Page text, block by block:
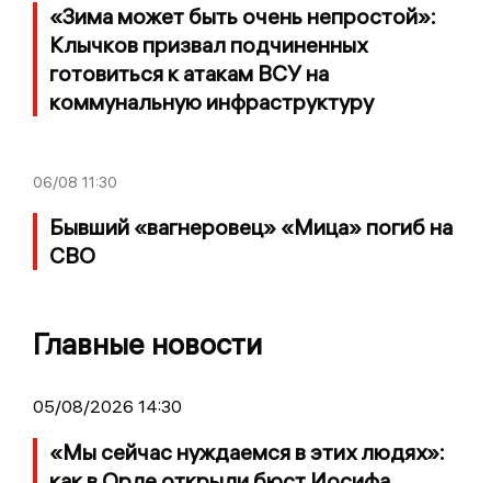
«Зима может быть очень непростой»:
Клычков призвал подчиненных
готовиться к атакам ВСУ на
коммунальную инфраструктуру
06/08 11:30
Бывший «вагнеровец» «Мица» погиб на
СВО
Главные новости
05/08/2026 14:30
«Мы сейчас нуждаемся в этих людях»: